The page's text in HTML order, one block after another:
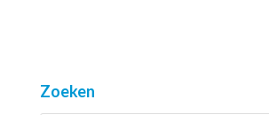
Zoeken